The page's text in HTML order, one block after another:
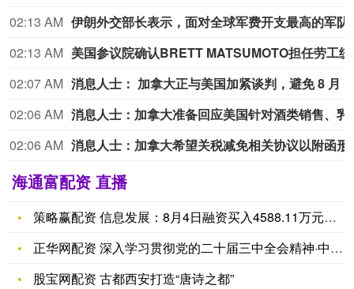
02:13 AM
02:13 AM
02:07 AM
02:06 AM
02:06 AM
海通富配资 直播
策略赢配资 信息发展：8月4日融资买入4588.11万元，融
正华网配资 深入学习贯彻党的二十届三中全会精神·中国式现代化
股宝网配资 古都西安打造“唐诗之都”